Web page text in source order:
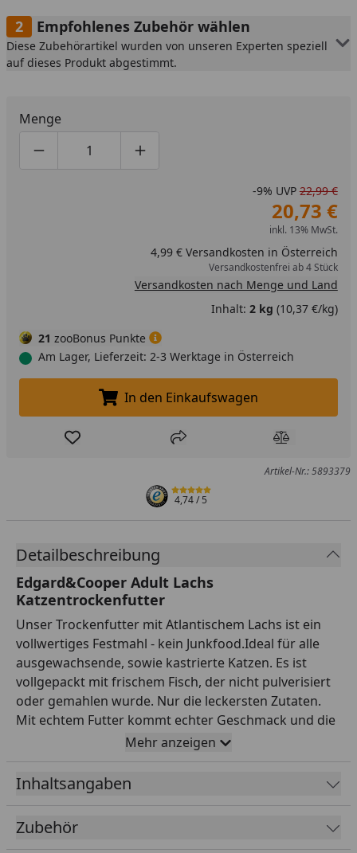
Empfohlenes Zubehör wählen
Diese Zubehörartikel wurden von unseren Experten speziell
auf dieses Produkt abgestimmt.
Menge
Produktmenge um eins verringern
Produktmenge manuell eingeben
Produktmenge um eins erhöhen
-9% UVP 22,99 €
20,73 €
inkl. 13% MwSt.
4,99 € Versandkosten in Österreich
Versandkostenfrei ab 4 Stück
Versandkosten nach Menge und Land
Inhalt: 2 kg (10,37 €/kg)
21 zooBonus Punkte
Am Lager, Lieferzeit: 2-3 Werktage in Österreich
In den Einkaufswagen legen
In den Einkaufswagen
Produkt zur Wunschliste hinzufügen
Teilen Produkt
Artikel-Nr.: 5893379
4,74/ 5
Detailbeschreibung
Edgard&Cooper Adult Lachs
Katzentrockenfutter
Unser Trockenfutter mit Atlantischem Lachs ist ein
vollwertiges Festmahl - kein Junkfood.Ideal für alle
ausgewachsende, sowie kastrierte Katzen. Es ist
vollgepackt mit frischem Fisch, der nicht pulverisiert
oder gemahlen wurde. Nur die leckersten Zutaten.
Mit echtem Futter kommt echter Geschmack und die
Fürsorge für das Wohlbefinden deiner Katze. Deshalb
haben wir unser knuspriges Trockenfutter mit
frischem Fisch hergestellt, um starke Muskeln zu
unterstützen, und Lachsöl hinzugefügt, um das Fell
Taurin zur Unterstützung der Augen und des Herzens
Mehr anzeigen
Inhaltsangaben
Zubehör